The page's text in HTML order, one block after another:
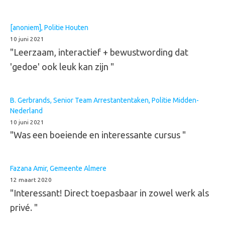
[anoniem], Politie Houten
10 juni 2021
"Leerzaam, interactief + bewustwording dat
'gedoe' ook leuk kan zijn "
B. Gerbrands, Senior Team Arrestantentaken, Politie Midden-
Nederland
10 juni 2021
"Was een boeiende en interessante cursus "
Fazana Amir, Gemeente Almere
12 maart 2020
"Interessant! Direct toepasbaar in zowel werk als
privé. "